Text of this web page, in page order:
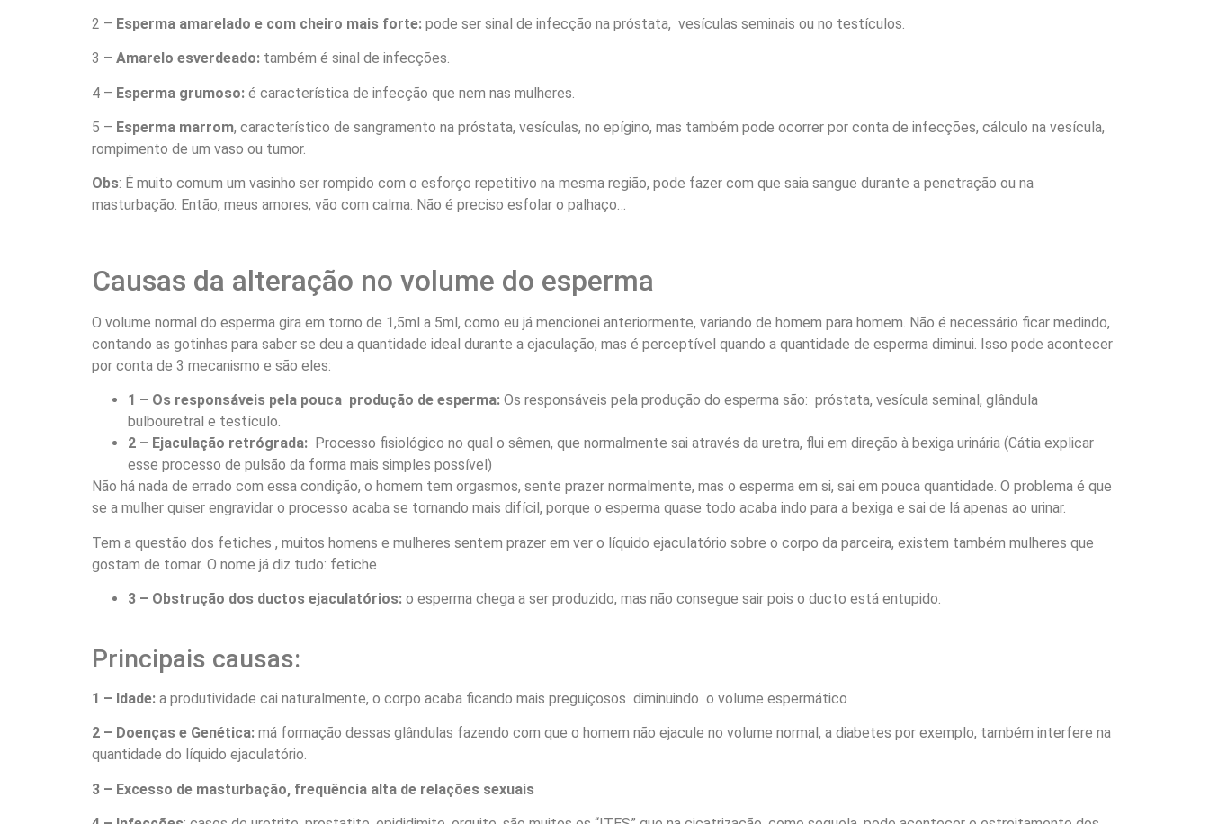
2 – Esperma amarelado e com cheiro mais forte: pode ser sinal de infecção na próstata, vesículas seminais ou no testículos.
3 – Amarelo esverdeado: também é sinal de infecções.
4 – Esperma grumoso: é característica de infecção que nem nas mulheres.
5 – Esperma marrom, característico de sangramento na próstata, vesículas, no epígino, mas também pode ocorrer por conta de infecções, cálculo na vesícula,
rompimento de um vaso ou tumor.
Obs: É muito comum um vasinho ser rompido com o esforço repetitivo na mesma região, pode fazer com que saia sangue durante a penetração ou na
masturbação. Então, meus amores, vão com calma. Não é preciso esfolar o palhaço…
Causas da alteração no volume do esperma
O volume normal do esperma gira em torno de 1,5ml a 5ml, como eu já mencionei anteriormente, variando de homem para homem. Não é necessário ficar medindo,
contando as gotinhas para saber se deu a quantidade ideal durante a ejaculação, mas é perceptível quando a quantidade de esperma diminui. Isso pode acontecer
por conta de 3 mecanismo e são eles:
1 – Os responsáveis pela pouca produção de esperma: Os responsáveis pela produção do esperma são: próstata, vesícula seminal, glândula
bulbouretral e testículo.
2 – Ejaculação retrógrada: Processo fisiológico no qual o sêmen, que normalmente sai através da uretra, flui em direção à bexiga urinária (Cátia explicar
esse processo de pulsão da forma mais simples possível)
Não há nada de errado com essa condição, o homem tem orgasmos, sente prazer normalmente, mas o esperma em si, sai em pouca quantidade. O problema é que
se a mulher quiser engravidar o processo acaba se tornando mais difícil, porque o esperma quase todo acaba indo para a bexiga e sai de lá apenas ao urinar.
Tem a questão dos fetiches , muitos homens e mulheres sentem prazer em ver o líquido ejaculatório sobre o corpo da parceira, existem também mulheres que
gostam de tomar. O nome já diz tudo: fetiche
3 – Obstrução dos ductos ejaculatórios: o esperma chega a ser produzido, mas não consegue sair pois o ducto está entupido.
Principais causas:
1 – Idade: a produtividade cai naturalmente, o corpo acaba ficando mais preguiçosos diminuindo o volume espermático
2 – Doenças e Genética: má formação dessas glândulas fazendo com que o homem não ejacule no volume normal, a diabetes por exemplo, também interfere na
quantidade do líquido ejaculatório.
3 – Excesso de masturbação, frequência alta de relações sexuais